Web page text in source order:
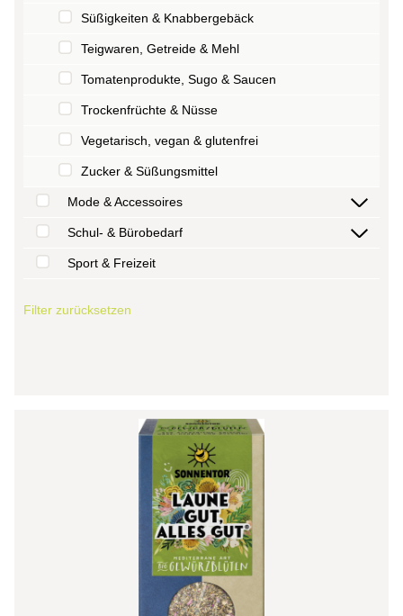
Süßigkeiten & Knabbergebäck
Teigwaren, Getreide & Mehl
Tomatenprodukte, Sugo & Saucen
Trockenfrüchte & Nüsse
Vegetarisch, vegan & glutenfrei
Zucker & Süßungsmittel
Mode & Accessoires
Schul- & Bürobedarf
Sport & Freizeit
Filter zurücksetzen